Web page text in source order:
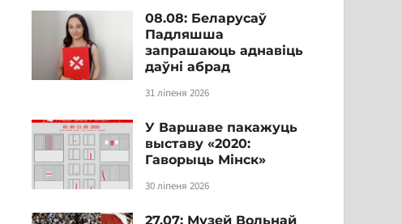
08.08: Беларусаў
Падляшша
запрашаюць аднавіць
даўні абрад
31 ліпеня 2026
У Варшаве пакажуць
выставу «2020:
Гаворыць Мінск»
30 ліпеня 2026
27.07: Музей Вольнай